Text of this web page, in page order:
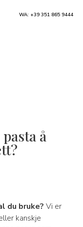
å
du bruke? Vi er
kanskje
WA: +39 351 865 9444